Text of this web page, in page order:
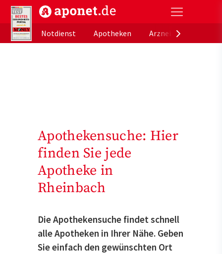
aponet.de - Das offizielle Gesundheitsportal der
Notdienst
Apotheken
Apothekensuche: Hier
finden Sie jede
Apotheke in
Rheinbach
Die Apothekensuche findet schnell
alle Apotheken in Ihrer Nähe. Geben
Sie einfach den gewünschten Ort